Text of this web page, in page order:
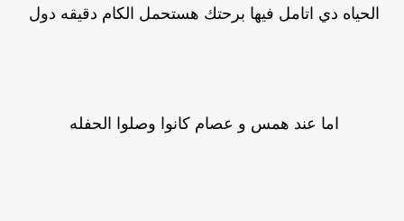
الحياه دي اتامل فيها برحتك هستحمل الكام دقيقه دول
اما عند همس و عصام كانوا وصلوا الحفله